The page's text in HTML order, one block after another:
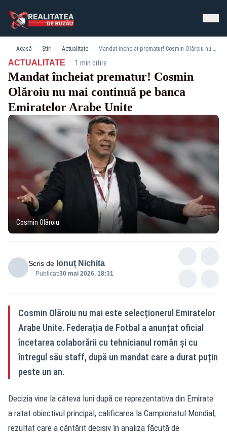
Acasă Știri Actualitate Mandat încheiat prematur! Cosmin Olăroiu nu mai continuă pe banca Emiratelor Arabe Unite
ACTUALITATE· 1 min citire
Mandat încheiat prematur! Cosmin
Olăroiu nu mai continuă pe banca
Emiratelor Arabe Unite
Cosmin Olăroiu
Scris de Ionuț Nichita
Publicat:30 mai 2026, 18:31
Cosmin Olăroiu nu mai este selecționerul Emiratelor
Arabe Unite. Federația de Fotbal a anunțat oficial
încetarea colaborării cu tehnicianul român și cu
întregul său staff, după un mandat care a durat puțin
peste un an.
Decizia vine la câteva luni după ce reprezentativa din Emirate
a ratat obiectivul principal, calificarea la Campionatul Mondial,
rezultat care a cântărit decisiv în analiza făcută de